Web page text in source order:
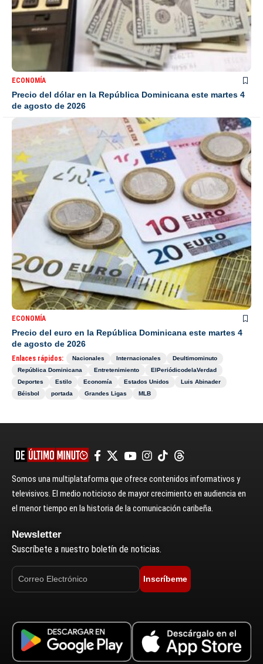
ECONOMÍA
Precio del dólar en la República Dominicana este martes 4
de agosto de 2026
ECONOMÍA
Precio del euro en la República Dominicana este martes 4
de agosto de 2026
Enlaces rápidos: Nacionales Internacionales
Deultimominuto
República Dominicana
Entretenimiento
ElPeriódicodelaVerdad
Deportes
Estilo Economía Estados Unidos
Luis Abinader
Béisbol
portada Grandes Ligas MLB
Somos una multiplataforma que ofrece contenidos informativos y
televisivos. El medio noticioso de mayor crecimiento en audiencia en
el menor tiempo en la historia de la comunicación caribeña.
Newsletter
Suscríbete a nuestro boletín de noticias.
Inscríbeme